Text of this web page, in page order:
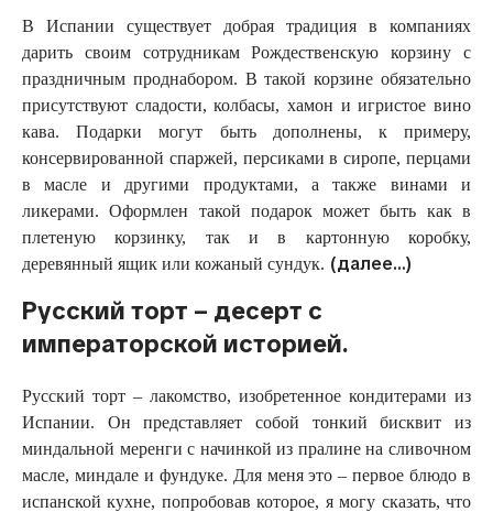
В Испании существует добрая традиция в компаниях
дарить своим сотрудникам Рождественскую корзину с
праздничным проднабором. В такой корзине обязательно
присутствуют сладости, колбасы, хамон и игристое вино
кава. Подарки могут быть дополнены, к примеру,
консервированной спаржей, персиками в сиропе, перцами
в масле и другими продуктами, а также винами и
ликерами. Оформлен такой подарок может быть как в
плетеную корзинку, так и в картонную коробку,
деревянный ящик или кожаный сундук. (далее…)
Русский торт – десерт с
императорской историей.
Русский торт – лакомство, изобретенное кондитерами из
Испании. Он представляет собой тонкий бисквит из
миндальной меренги с начинкой из пралине на сливочном
масле, миндале и фундуке. Для меня это – первое блюдо в
испанской кухне, попробовав которое, я могу сказать, что